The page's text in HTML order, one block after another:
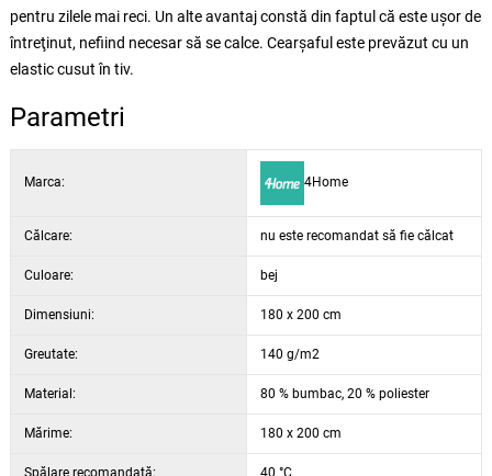
pentru zilele mai reci. Un alte avantaj constă din faptul că este uşor de
întreţinut, nefiind necesar să se calce. Cearşaful este prevăzut cu un
elastic cusut în tiv.
Parametri
Marca: 4Home
Călcare: nu este recomandat să fie călcat
Culoare: bej
Dimensiuni: 180 x 200 cm
Greutate: 140 g/m2
Material: 80 % bumbac, 20 % poliester
Mărime: 180 x 200 cm
Spălare recomandată: 40 °C